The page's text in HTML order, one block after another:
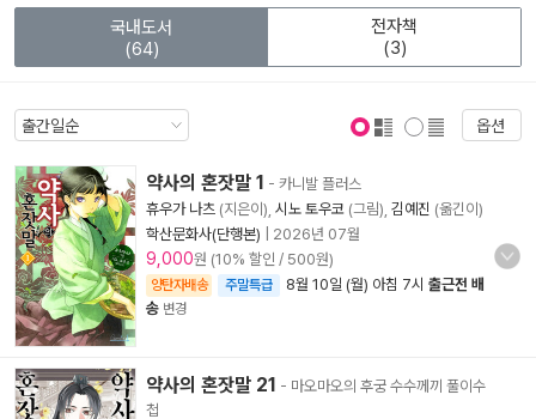
국내도서
(64)
전자책
(3)
옵션
약사의 혼잣말 1 - 카니발 플러스
휴우가 나츠 (지은이), 시노 토우코 (그림), 김예진 (옮긴이)
학산문화사(단행본)
2026년 07월
9,000원 (10% 할인 / 500원)
양탄자배송 주말특급 8월 10일 (월) 아침 7시 출근전 배
송 변경
약사의 혼잣말 21 - 마오마오의 후궁 수수께끼 풀이수
첩